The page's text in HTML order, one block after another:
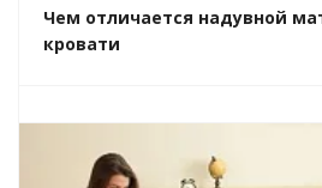
Чем отличается надувной
кровати